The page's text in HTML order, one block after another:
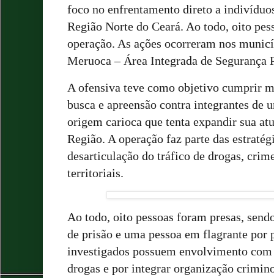
foco no enfrentamento direto a
Região Norte do Ceará. Ao todo, oito
operação. As ações ocorreram nos
Meruoca – Área Integrada de Segurança
A ofensiva teve como objetivo cumprir
busca e apreensão contra integrantes de
origem carioca que tenta expandir sua
Região. A operação faz parte das
desarticulação do tráfico de drogas,
territoriais.
Ao todo, oito pessoas foram presas,
de prisão e uma pessoa em flagrante por
investigados possuem envolvimento
drogas e por integrar organização